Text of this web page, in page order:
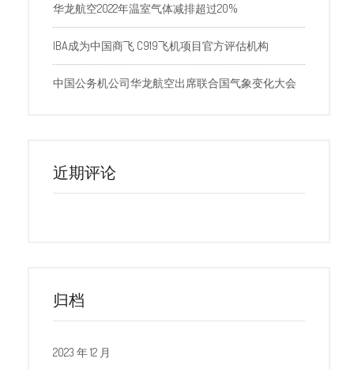
华龙航空2022年温室气体减排超过20%
IBA成为中国商飞 C919飞机项目官方评估机构
中国公务机公司华龙航空出席联合国气象变化大会
近期评论
归档
2023 年 12 月